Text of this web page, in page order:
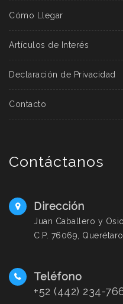
Cómo Llegar
Artículos de Interés
Declaración de Privacidad
Contacto
Contáctanos
Dirección
Juan Caballero y
C.P. 76069,
Teléfono
+52 (442) 234-